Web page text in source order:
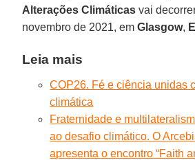
Alterações Climáticas vai
novembro de 2021, emGlasgow,
Leia mais
COP26. Fé e ciência unidas
climática
Fraternidade e
ao desafio climático. O
apresenta o encontro “Faith